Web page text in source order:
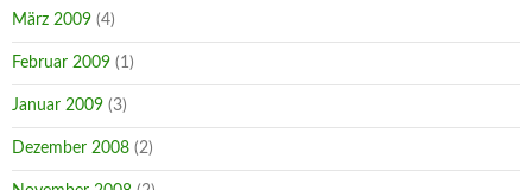
März 2009 (4)
Februar 2009 (1)
Januar 2009 (3)
Dezember 2008 (2)